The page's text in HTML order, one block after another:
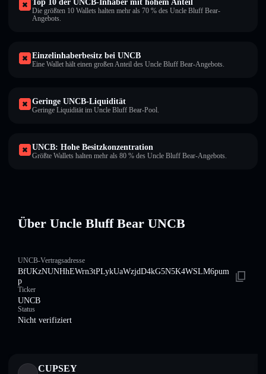
Top 10 der UNCB-Inhaber mit hohem Anteil
Die größten 10 Wallets halten mehr als 70 % des Uncle Bluff Bear-
Angebots.
Einzelinhaberbesitz bei UNCB
Eine Wallet hält einen großen Anteil des Uncle Bluff Bear-Angebots.
Geringe UNCB-Liquidität
Geringe Liquidität im Uncle Bluff Bear-Pool.
UNCB: Hohe Besitzkonzentration
Größte Wallets halten mehr als 80 % des Uncle Bluff Bear-Angebots.
Über Uncle Bluff Bear UNCB
UNCB-Vertragsadresse
BfUKzNUNHhEWrn3tPLykUaWzjdD4kG5N5K4WSLM6pum
p
Ticker
UNCB
Status
Nicht verifiziert
CUPSEY